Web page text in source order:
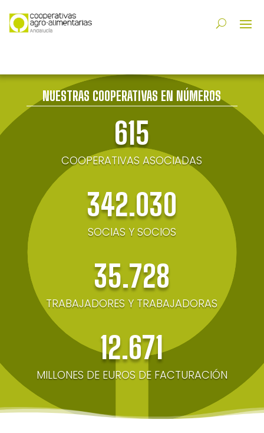
NUESTRAS COOPERATIVAS EN NÚMEROS
615
COOPERATIVAS ASOCIADAS
342.030
SOCIAS Y SOCIOS
35.728
TRABAJADORES Y TRABAJADORAS
12.671
MILLONES DE EUROS DE FACTURACIÓN